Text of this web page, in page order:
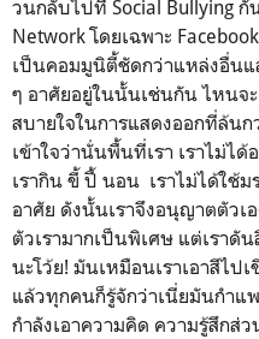
วนกลับไปที่ Social Bullying กัน
Network โดยเฉพาะ
เป็นคอมมูนิตี้ชัดกว่าแหล่งอื่นแ
ๆ อาศัยอยู่ในนั้นเช่นกัน ไหนจ
สบายใจในการแสดงออกที่ล้นก
เข้าใจว่านั่นพื้นที่เรา เราไม่ไ
เรากิน ขี้ ปี้ นอน เราไม่ได้ใช้
อาศัย ดังนั้นเราจึงอนุญาตตัวเ
ตัวเรามากเป็นพิเศษ แต่เราดั
นะโว้ย! มันเหมือนเราเอาสีไป
แล้วทุกคนก็รู้จักว่าเนี่ยมันกำแ
กำลังเอาความคิด ความรู้สึกส่